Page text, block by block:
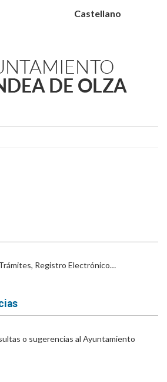
Cendea
Castellano
Registro Electrónico…
o sugerencias al Ayuntamiento